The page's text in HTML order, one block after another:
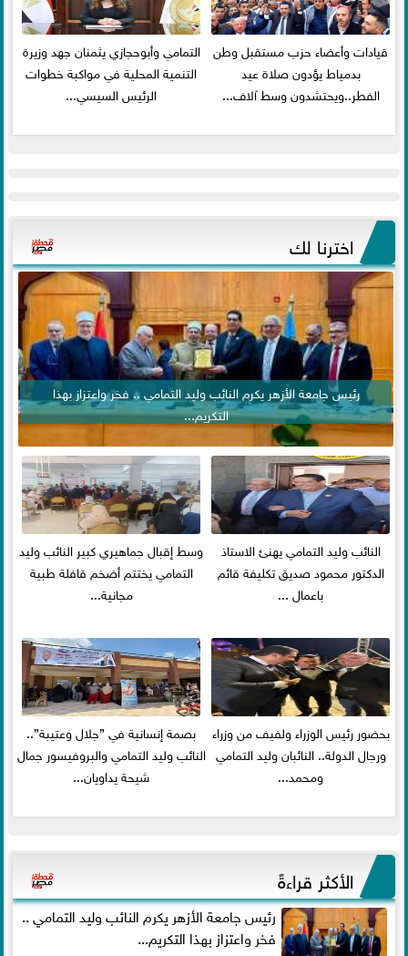
قيادات وأعضاء حزب مستقبل وطن
بدمياط يؤدون صلاة عيد
الفطر..ويحتشدون وسط آلاف...
التمامي وأبوحجازي يثمنان جهد وزيرة
التنمية المحلية في مواكبة خطوات
الرئيس السيسي...
اخترنا لك
رئيس جامعة الأزهر يكرم النائب وليد التمامي .. فخر واعتزاز بهذا
التكريم...
النائب وليد التمامي يهنئ الاستاذ
الدكتور محمود صديق تكليفة قائم
باعمال ...
وسط إقبال جماهيري كبير النائب وليد
التمامي يختتم أضخم قافلة طبية
مجانية...
بحضور رئيس الوزراء ولفيف من وزراء
ورجال الدولة.. النائبان وليد التمامي
ومحمد...
بصمة إنسانية في ”جلال وعتيبة”..
النائب وليد التمامي والبروفيسور جمال
شيحة يداويان...
الأكثر قراءةً
رئيس جامعة الأزهر يكرم النائب وليد التمامي ..
فخر واعتزاز بهذا التكريم...